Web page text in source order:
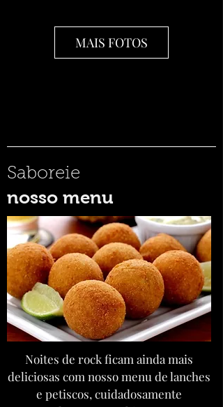
MAIS FOTOS
Saboreie
nosso menu
Noites de rock ficam ainda mais
deliciosas com nosso menu de lanches
e petiscos, cuidadosamente